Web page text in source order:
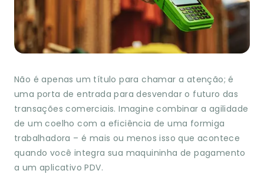
Não é apenas um título para chamar a atenção; é
uma porta de entrada para desvendar o futuro das
transações comerciais. Imagine combinar a agilidade
de um coelho com a eficiência de uma formiga
trabalhadora – é mais ou menos isso que acontece
quando você integra sua maquininha de pagamento
a um aplicativo PDV.